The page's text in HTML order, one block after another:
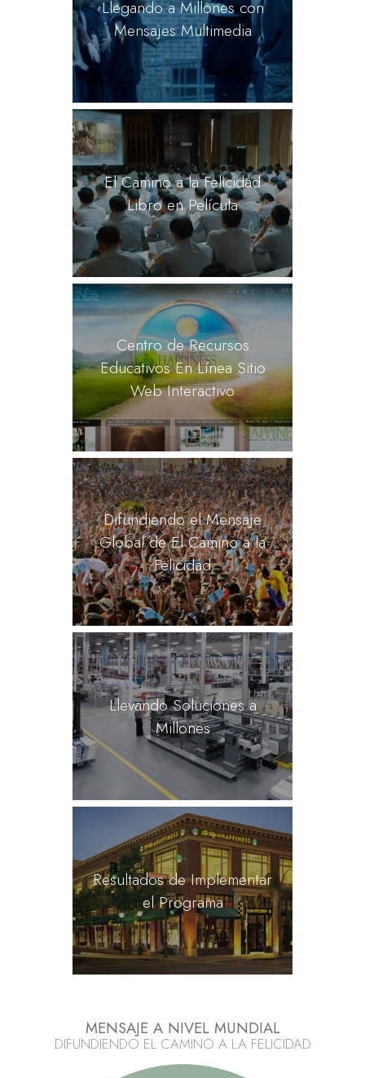
Llegando a Millones con
Mensajes Multimedia
El Camino a la Felicidad
Libro en Película
Centro de Recursos
Educativos En Línea Sitio
Web Interactivo
Difundiendo el Mensaje
Global de El Camino a la
Felicidad
Llevando Soluciones a
Millones
Resultados de Implementar
el Programa
MENSAJE A NIVEL MUNDIAL
DIFUNDIENDO EL CAMINO A LA FELICIDAD